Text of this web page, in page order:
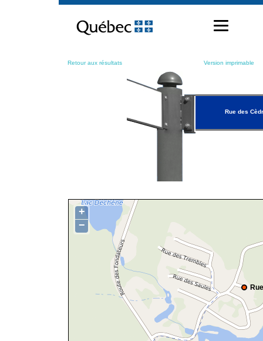
contenu
Retour aux résultats Version imprimable
Rue des
+
−